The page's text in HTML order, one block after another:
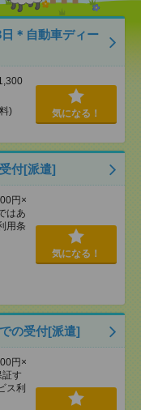
日＊自動車ディー
)
気になる！
付[派遣]
円×
はあ
用条
気になる！
の受付[派遣]
円×
す
ス利